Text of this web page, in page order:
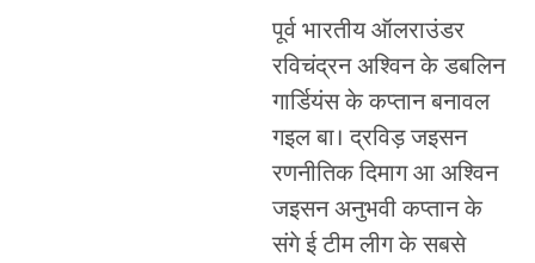
पूर्व भारतीय ऑलराउंडर
रविचंद्रन अश्विन के डबलिन
गार्डियंस के कप्तान बनावल
गइल बा। द्रविड़ जइसन
रणनीतिक दिमाग आ अश्विन
जइसन अनुभवी कप्तान के
संगे ई टीम लीग के सबसे